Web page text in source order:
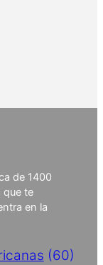
de 1400
que te
en la
(60)